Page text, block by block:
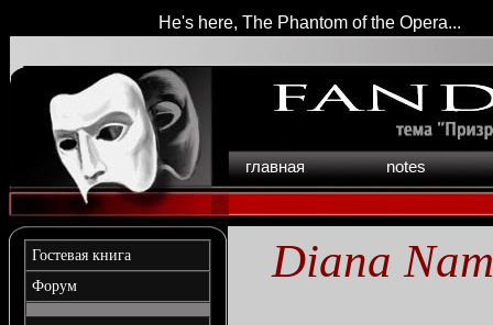
He's here, The Phantom of the Opera...
главная notes
Гостевая книга
Форум
Diana